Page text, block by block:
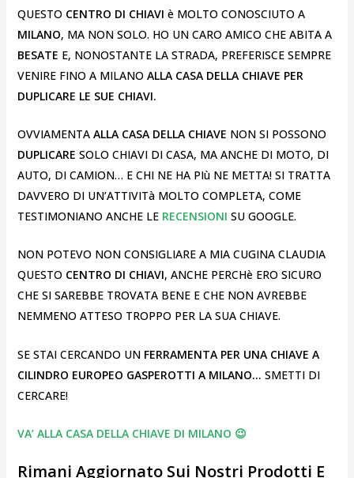
QUESTO CENTRO DI CHIAVI è MOLTO CONOSCIUTO A
MILANO, MA NON SOLO. HO UN CARO AMICO CHE ABITA A
BESATE E, NONOSTANTE LA STRADA, PREFERISCE SEMPRE
VENIRE FINO A MILANO ALLA CASA DELLA CHIAVE PER
DUPLICARE LE SUE CHIAVI.
OVVIAMENTA ALLA CASA DELLA CHIAVE NON SI POSSONO
DUPLICARE SOLO CHIAVI DI CASA, MA ANCHE DI MOTO, DI
AUTO, DI CAMION… E CHI NE HA PIù NE METTA! SI TRATTA
DAVVERO DI UN’ATTIVITà MOLTO COMPLETA, COME
TESTIMONIANO ANCHE LE RECENSIONI SU GOOGLE.
NON POTEVO NON CONSIGLIARE A MIA CUGINA CLAUDIA
QUESTO CENTRO DI CHIAVI, ANCHE PERCHè ERO SICURO
CHE SI SAREBBE TROVATA BENE E CHE NON AVREBBE
NEMMENO ATTESO TROPPO PER LA SUA CHIAVE.
SE STAI CERCANDO UN FERRAMENTA PER UNA CHIAVE A
CILINDRO EUROPEO GASPEROTTI A MILANO… SMETTI DI
CERCARE!
VA’ ALLA CASA DELLA CHIAVE DI MILANO 😉
Rimani Aggiornato Sui Nostri Prodotti E